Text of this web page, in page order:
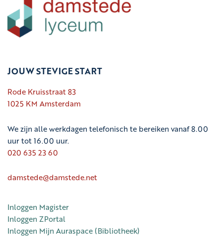
JOUW STEVIGE START
Rode Kruisstraat 83
1025 KM Amsterdam
We zijn alle werkdagen telefonisch te bereiken vanaf 8.00
uur tot 16.00 uur.
020 635 23 60
damstede@damstede.net
Inloggen Magister
Inloggen ZPortal
Inloggen Mijn Auraspace (Bibliotheek)